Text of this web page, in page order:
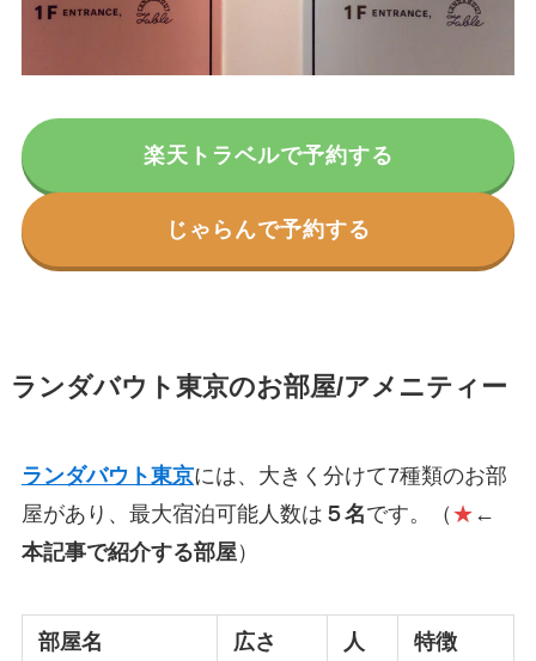
楽天トラベルで予約する
じゃらんで予約する
ランダバウト東京のお部屋/アメニティー
ランダバウト東京には、大きく分けて7種類のお部
屋があり、最大宿泊可能人数は ５名です。（ ★ ←
本記事で紹介する部屋 ）
部屋名 広さ
人
特徴